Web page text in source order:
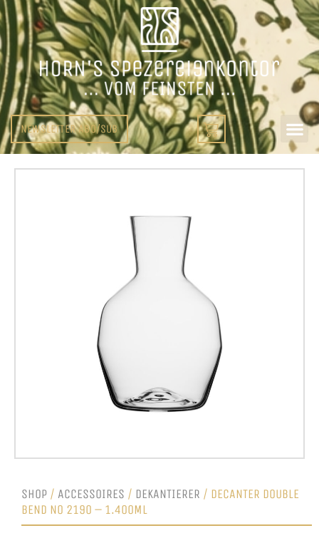
NEWSLETTER ABO/SUB
SHOP / ACCESSOIRES / DEKANTIERER / DECANTER DOUBLE
BEND NO 2190 – 1.400ML